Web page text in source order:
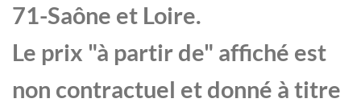
71-Saône et Loire.
Le prix "à partir de" affiché est
non contractuel et donné à titre